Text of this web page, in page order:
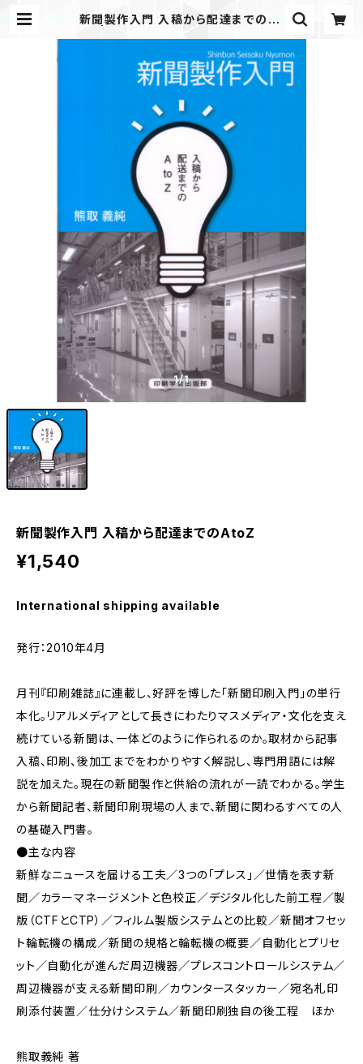
新聞製作入門 入稿から配達までのAt
1/1
新聞製作入門 入稿から配達までのAtoZ
¥1,540
International shipping available
発行：2010年4月
月刊『印刷雑誌』に連載し、好評を博した「新聞印刷入門」の単行
本化。リアルメディアとして長きにわたりマスメディア・文化を支え
続けている新聞は、一体どのように作られるのか。取材から記事
入稿、印刷、後加工までをわかりやすく解説し、専門用語には解
説を加えた。現在の新聞製作と供給の流れが一読でわかる。学生
から新聞記者、新聞印刷現場の人まで、新聞に関わるすべての人
の基礎入門書。
●主な内容
新鮮なニュースを届ける工夫／3つの「プレス」／世情を表す新
聞／カラーマネージメントと色校正／デジタル化した前工程／製
版（CTFとCTP）／フィルム製版システムとの比較／新聞オフセッ
ト輪転機の構成／新聞の規格と輪転機の概要／自動化とプリセ
ット／自動化が進んだ周辺機器／プレスコントロールシステム／
周辺機器が支える新聞印刷／カウンタースタッカー／宛名札印
刷添付装置／仕分けシステム／新聞印刷独自の後工程 ほか
熊取義純 著